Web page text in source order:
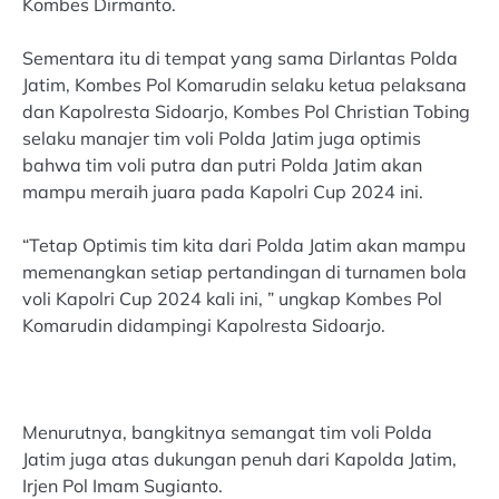
Sementara itu di tempat yang sama Dirlantas Polda
Jatim, Kombes Pol Komarudin selaku ketua pelaksana
dan Kapolresta Sidoarjo, Kombes Pol Christian Tobing
selaku manajer tim voli Polda Jatim juga optimis
bahwa tim voli putra dan putri Polda Jatim akan
mampu meraih juara pada Kapolri Cup 2024 ini.
“Tetap Optimis tim kita dari Polda Jatim akan mampu
memenangkan setiap pertandingan di turnamen bola
voli Kapolri Cup 2024 kali ini, ” ungkap Kombes Pol
Komarudin didampingi Kapolresta Sidoarjo.
Menurutnya, bangkitnya semangat tim voli Polda
Jatim juga atas dukungan penuh dari Kapolda Jatim,
Irjen Pol Imam Sugianto.